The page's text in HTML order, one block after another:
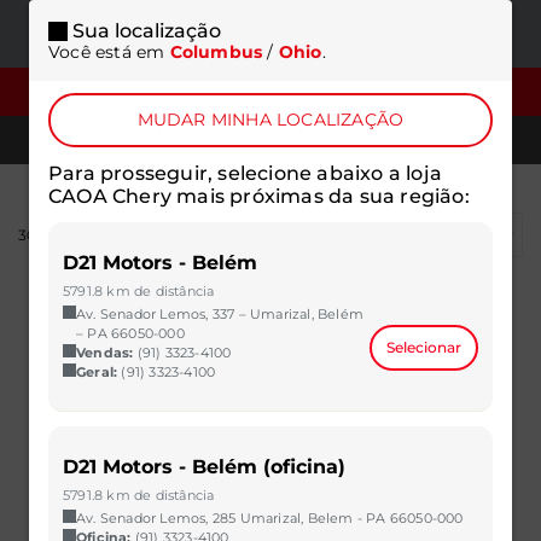
MENU
FILTROS
TELEFONES
303
Sua localização
Você está em Columbus / Ohio.
MUDAR MINHA LOCALIZAÇÃO
Para prosseguir, selecione abaixo a loja
CAOA Chery mais próximas da sua região:
D21 Motors - Belém
5791.8 km de distância
Av. Senador Lemos, 337 – Umarizal, Belém
– PA 66050-000
Vendas: (91) 3323-4100
Geral: (91) 3323-4100
Selecionar
D21 Motors - Belém (oficina)
5791.8 km de distância
Av. Senador Lemos, 285 Umarizal, Belem - PA 66050-000
Oficina: (91) 3323-4100